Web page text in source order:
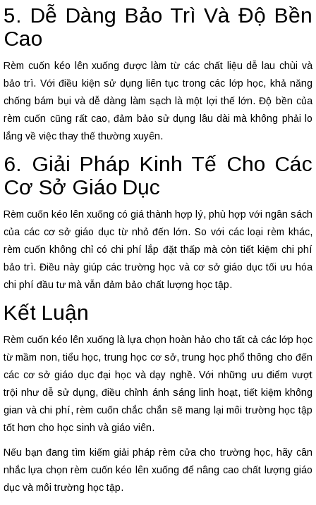
5. Dễ Dàng Bảo Trì Và Độ Bền
Cao
Rèm cuốn kéo lên xuống được làm từ các chất liệu dễ lau chùi và
bảo trì. Với điều kiện sử dụng liên tục trong các lớp học, khả năng
chống bám bụi và dễ dàng làm sạch là một lợi thế lớn. Độ bền của
rèm cuốn cũng rất cao, đảm bảo sử dụng lâu dài mà không phải lo
lắng về việc thay thế thường xuyên.
6. Giải Pháp Kinh Tế Cho Các
Cơ Sở Giáo Dục
Rèm cuốn kéo lên xuống có giá thành hợp lý, phù hợp với ngân sách
của các cơ sở giáo dục từ nhỏ đến lớn. So với các loại rèm khác,
rèm cuốn không chỉ có chi phí lắp đặt thấp mà còn tiết kiệm chi phí
bảo trì. Điều này giúp các trường học và cơ sở giáo dục tối ưu hóa
chi phí đầu tư mà vẫn đảm bảo chất lượng học tập.
Kết Luận
Rèm cuốn kéo lên xuống là lựa chọn hoàn hảo cho tất cả các lớp học
từ mầm non, tiểu học, trung học cơ sở, trung học phổ thông cho đến
các cơ sở giáo dục đại học và dạy nghề. Với những ưu điểm vượt
trội như dễ sử dụng, điều chỉnh ánh sáng linh hoạt, tiết kiệm không
gian và chi phí, rèm cuốn chắc chắn sẽ mang lại môi trường học tập
tốt hơn cho học sinh và giáo viên.
Nếu bạn đang tìm kiếm giải pháp rèm cửa cho trường học, hãy cân
nhắc lựa chọn rèm cuốn kéo lên xuống để nâng cao chất lượng giáo
dục và môi trường học tập.